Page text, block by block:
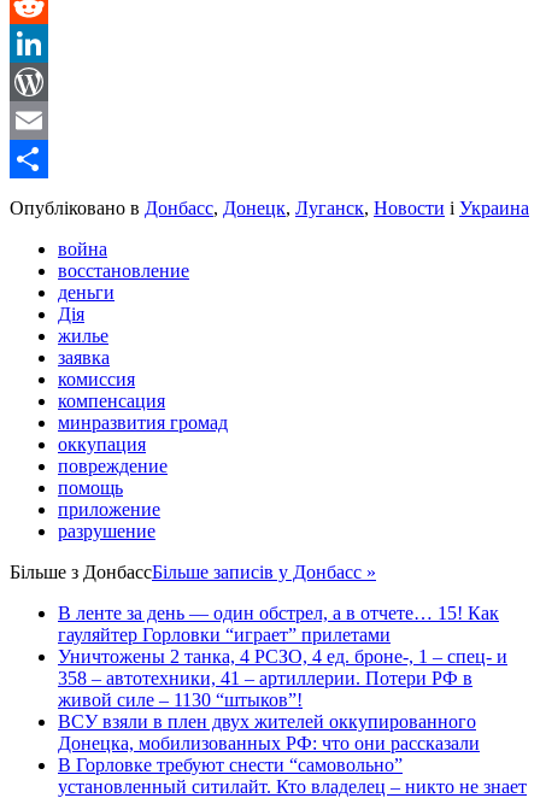
Message
Reddit
LinkedIn
WordPress
Email
Share
Опубліковано в Донбасс, Донецк, Луганск, Новости і Украина
война
восстановление
деньги
Дія
жилье
заявка
комиссия
компенсация
минразвития громад
оккупация
повреждение
помощь
приложение
разрушение
Більше з ДонбассБільше записів у Донбасс »
В ленте за день — один обстрел, а в отчете… 15! Как
гауляйтер Горловки “играет” прилетами
Уничтожены 2 танка, 4 РСЗО, 4 ед. броне-, 1 – спец- и
358 – автотехники, 41 – артиллерии. Потери РФ в
живой силе – 1130 “штыков”!
ВСУ взяли в плен двух жителей оккупированного
Донецка, мобилизованных РФ: что они рассказали
В Горловке требуют снести “самовольно”
установленный ситилайт. Кто владелец – никто не знает